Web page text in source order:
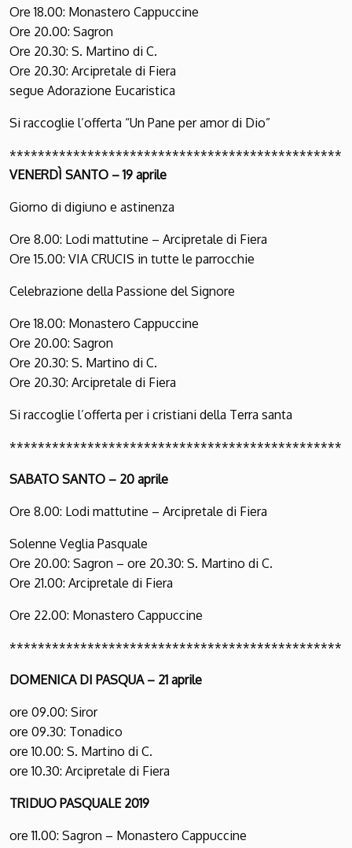
Ore 18.00: Monastero Cappuccine
Ore 20.00: Sagron
Ore 20.30: S. Martino di C.
Ore 20.30: Arcipretale di Fiera
segue Adorazione Eucaristica
Si raccoglie l’offerta “Un Pane per amor di Dio”
***********************************************
VENERDÌ SANTO – 19 aprile
Giorno di digiuno e astinenza
Ore 8.00: Lodi mattutine – Arcipretale di Fiera
Ore 15.00: VIA CRUCIS in tutte le parrocchie
Celebrazione della Passione del Signore
Ore 18.00: Monastero Cappuccine
Ore 20.00: Sagron
Ore 20.30: S. Martino di C.
Ore 20.30: Arcipretale di Fiera
Si raccoglie l’offerta per i cristiani della Terra santa
***********************************************
SABATO SANTO – 20 aprile
Ore 8.00: Lodi mattutine – Arcipretale di Fiera
Solenne Veglia Pasquale
Ore 20.00: Sagron – ore 20.30: S. Martino di C.
Ore 21.00: Arcipretale di Fiera
Ore 22.00: Monastero Cappuccine
***********************************************
DOMENICA DI PASQUA – 21 aprile
ore 09.00: Siror
ore 09.30: Tonadico
ore 10.00: S. Martino di C.
ore 10.30: Arcipretale di Fiera
TRIDUO PASQUALE 2019
ore 11.00: Sagron – Monastero Cappuccine